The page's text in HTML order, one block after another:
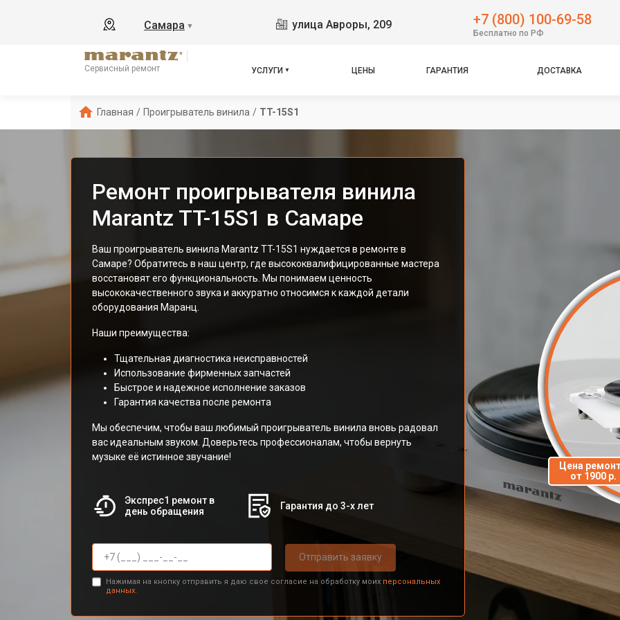
Самара ▼ улица Авроры, 209 +7 (800) 100-69-58
Бесплатно по РФ
Сервисный ремонт УСЛУГИ ЦЕНЫ ГАРАНТИЯ ДОСТАВКА
Главная / Проигрыватель винила / TT-15S1
Ремонт проигрывателя винила
Marantz TT-15S1 в Самаре
Ваш проигрыватель винила Marantz TT-15S1 нуждается в ремонте в
Самаре? Обратитесь в наш центр, где высококвалифицированные мастера
восстановят его функциональность. Мы понимаем ценность
высококачественного звука и аккуратно относимся к каждой детали
оборудования Маранц.
Наши преимущества:
Тщательная диагностика неисправностей
Использование фирменных запчастей
Быстрое и надежное исполнение заказов
Гарантия качества после ремонта
Мы обеспечим, чтобы ваш любимый проигрыватель винила вновь радовал
вас идеальным звуком. Доверьтесь профессионалам, чтобы вернуть
музыке её истинное звучание!
Экспрес1 ремонт в
день обращения
Гарантия до 3-х лет
Отправить заявку
Нажимая на кнопку отправить я даю свое согласие на обработку моих персональных
данных.
Цена
от 1900 р.